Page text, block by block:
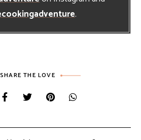
.
SHARE THE LOVE